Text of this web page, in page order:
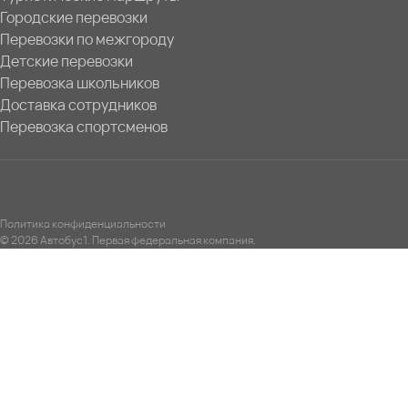
Городские перевозки
Перевозки по межгороду
Детские перевозки
Перевозка школьников
Доставка сотрудников
Перевозка спортсменов
Политика конфиденциальности
© 2026 Автобус1. Первая федеральная компания.